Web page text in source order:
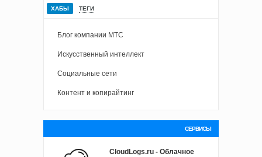
ХАБЫ ТЕГИ
Блог компании МТС
Искусственный интеллект
Социальные сети
Контент и копирайтинг
СЕРВИСЫ
CloudLogs.ru - Облачное